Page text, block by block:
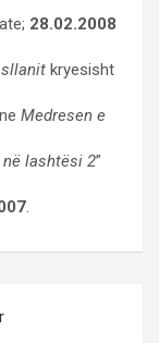
28.02.2008
kryesisht
Medresen e
në lashtësi 2”
.